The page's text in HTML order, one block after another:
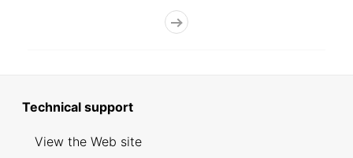
Technical support
View the Web site